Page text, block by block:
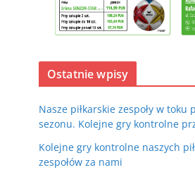
Ostatnie wpisy
Nasze piłkarskie zespoły w toku
sezonu. Kolejne gry kontrolne
Kolejne gry kontrolne naszych
zespołów za nami